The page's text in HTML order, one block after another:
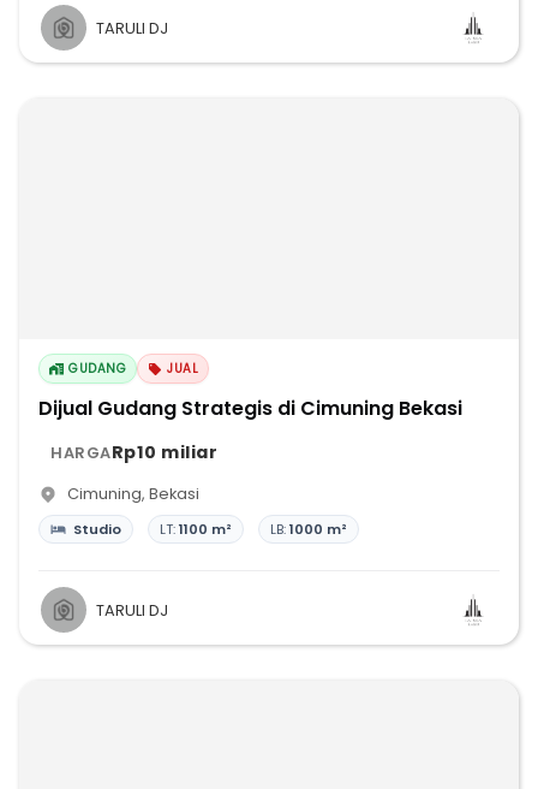
TARULI DJ
GUDANG JUAL
Dijual Gudang Strategis di Cimuning Bekasi
HARGARp10 miliar
Cimuning, Bekasi
Studio LT:1100 m² LB:1000 m²
TARULI DJ